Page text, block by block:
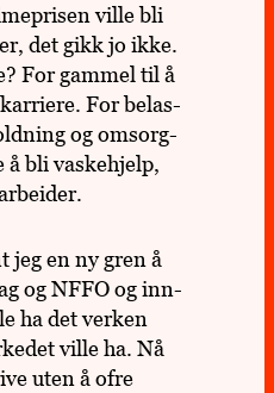
ville bli
det gikk jo ikke.
For gammel til å
For belas­
og omsorg­
å bli vaske­hjelp,
jeg en ny gren å
og NFFO og inn­
ha det verken
ville ha. Nå
uten å ofre